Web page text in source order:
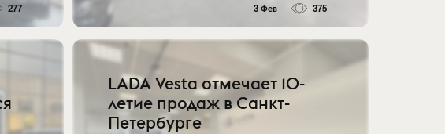
277 3 Фев 375
LADA Vesta отмечает 10-
летие продаж в Санкт-
Петербурге